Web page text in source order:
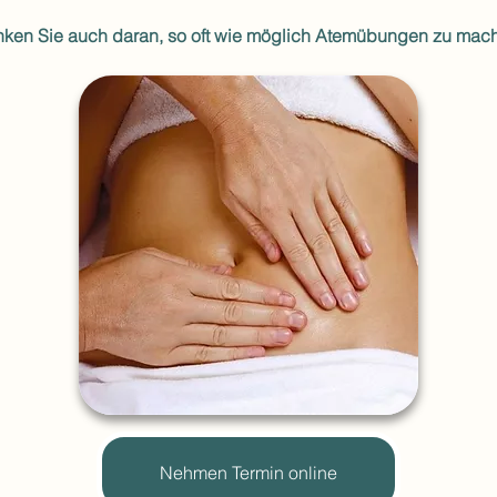
Sie auch daran, so oft wie möglich Atemübungen zu
Nehmen Termin online